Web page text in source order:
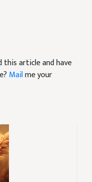
this article and have
Mailme your